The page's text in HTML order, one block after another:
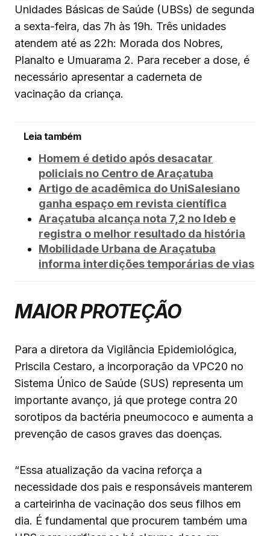
Unidades Básicas de Saúde (UBSs) de segunda
a sexta-feira, das 7h às 19h. Três unidades
atendem até as 22h: Morada dos Nobres,
Planalto e Umuarama 2. Para receber a dose, é
necessário apresentar a caderneta de
vacinação da criança.
Leia também
Homem é detido após desacatar
policiais no Centro de Araçatuba
Artigo de acadêmica do UniSalesiano
ganha espaço em revista científica
Araçatuba alcança nota 7,2 no Ideb e
registra o melhor resultado da história
Mobilidade Urbana de Araçatuba
informa interdições temporárias de vias
MAIOR PROTEÇÃO
Para a diretora da Vigilância Epidemiológica,
Priscila Cestaro, a incorporação da VPC20 no
Sistema Único de Saúde (SUS) representa um
importante avanço, já que protege contra 20
sorotipos da bactéria pneumococo e aumenta a
prevenção de casos graves das doenças.
“Essa atualização da vacina reforça a
necessidade dos pais e responsáveis manterem
a carteirinha de vacinação dos seus filhos em
dia. É fundamental que procurem também uma